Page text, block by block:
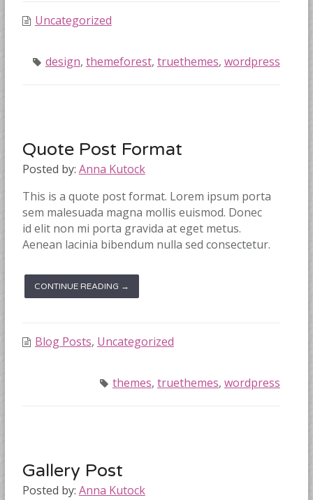
Uncategorized
design, themeforest, truethemes, wordpress
Quote Post Format
Posted by: Anna Kutock
This is a quote post format. Lorem ipsum porta
sem malesuada magna mollis euismod. Donec
id elit non mi porta gravida at eget metus.
Aenean lacinia bibendum nulla sed consectetur.
CONTINUE READING →
Blog Posts, Uncategorized
themes, truethemes, wordpress
Gallery Post
Posted by: Anna Kutock